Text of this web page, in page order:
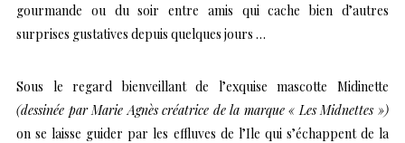
gourmande ou du soir entre amis qui cache bien d’autres
surprises gustatives depuis quelques jours …
Sous le regard bienveillant de l’exquise mascotte Midinette
(dessinée par Marie Agnès créatrice de la marque« Les Midnettes »)
on se laisse guider par les effluves de l’Ile qui s’échappent de la